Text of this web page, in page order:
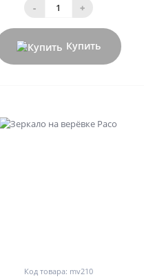
- +
Купить
Код товара: mv210